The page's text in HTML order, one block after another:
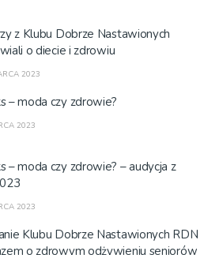
z Klubu Dobrze Nastawionych
o diecie i zdrowiu
2023
– moda czy zdrowie?
2023
– moda czy zdrowie? – audycja z
2023
Klubu Dobrze Nastawionych RDN
o zdrowym odżywieniu seniorów